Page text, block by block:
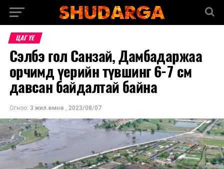
ЦАГ ҮЕ
Сэлбэ гол Санзай, Дамбадаржаа
орчимд үерийн түвшинг 6-7 см
давсан байдалтай байна
Огноо: 3 жил.өмнө , 2023/08/07